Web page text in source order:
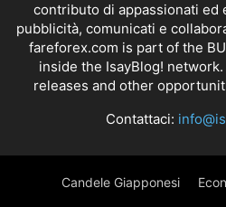
contributo di appassionati
pubblicità, comunicati e
fareforex.com is part of the
inside the IsayBlog!
releases and other
Contattaci:
Candele Giapponesi